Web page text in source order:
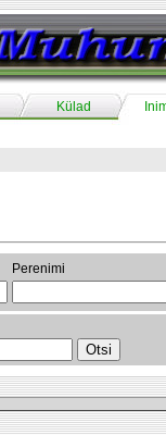
Külad
Perenimi